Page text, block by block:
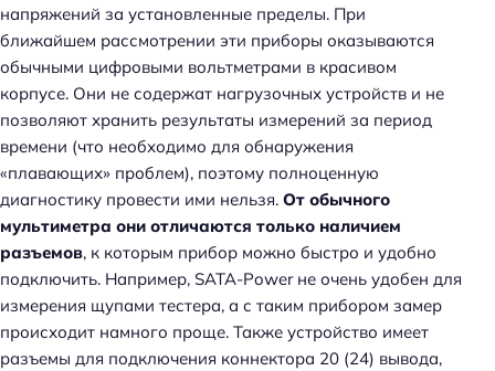
напряжений за установленные пределы. При
ближайшем рассмотрении эти приборы оказываются
обычными цифровыми вольтметрами в красивом
корпусе. Они не содержат нагрузочных устройств и не
позволяют хранить результаты измерений за период
времени (что необходимо для обнаружения
«плавающих» проблем), поэтому полноценную
диагностику провести ими нельзя. От обычного
мультиметра они отличаются только наличием
разъемов, к которым прибор можно быстро и удобно
подключить. Например, SATA-Power не очень удобен для
измерения щупами тестера, а с таким прибором замер
происходит намного проще. Также устройство имеет
разъемы для подключения коннектора 20 (24) вывода,